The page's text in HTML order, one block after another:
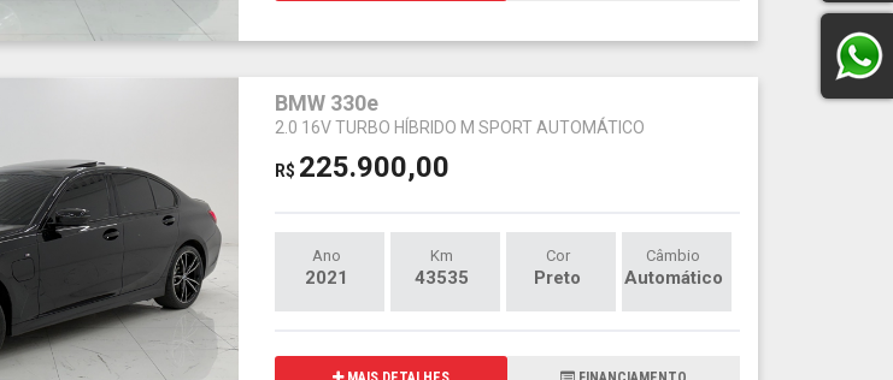
BMW 330e
2.0 16V TURBO HÍBRIDO M SPORT AUTOMÁTICO
R$ 225.900,00
Ano
2021
Km
43535
Cor
Preto
Câmbio
Automático